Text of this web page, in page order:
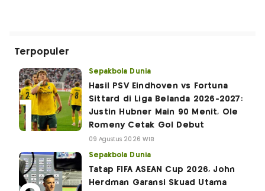
Terpopuler
Sepakbola Dunia
Hasil PSV Eindhoven vs Fortuna
Sittard di Liga Belanda 2026-2027:
Justin Hubner Main 90 Menit, Ole
Romeny Cetak Gol Debut
09 Agustus 2026 WIB
Sepakbola Dunia
Tatap FIFA ASEAN Cup 2026, John
Herdman Garansi Skuad Utama